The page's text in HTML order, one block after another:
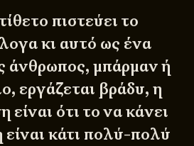
πιστεύει το
κι αυτό ως ένα
άνθρωπος, μπάρμαν ή
εργάζεται βράδυ, η
είναι ότι το να κάνει
κάτι πολύ-πολύ